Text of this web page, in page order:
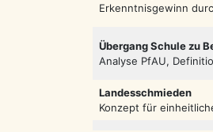
Erkenntnisgewinn
Übergang Schule zu
Analyse PfAU,
Landesschmieden
Konzept für